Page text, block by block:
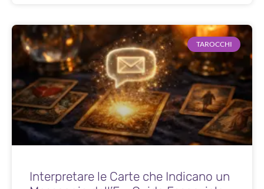
TAROCCHI
Interpretare le Carte che Indicano un